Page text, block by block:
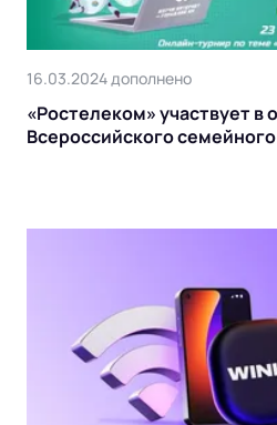
16.03.2024 дополнено
«Ростелеком» участвует в
Всероссийского